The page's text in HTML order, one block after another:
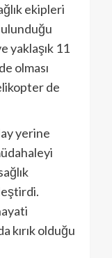
ekipleri
yaklaşık 11
olması
de
yerine
kırık olduğu